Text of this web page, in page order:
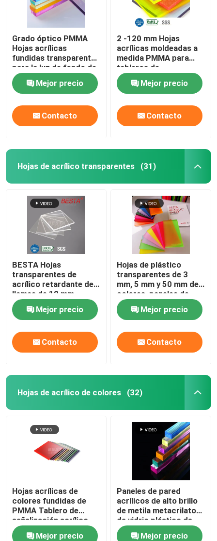
Hoja difusora acrílica
Hoja de acrílico de doble capa
Hoja de acrílico del brillo
Hoja acrílica de burbujas
Las bisagras acrílicas transparentes
Esfera acrílica sólida
Hojas de acrílico de espejo
Hojas acrílicas decorativas
Grado óptico PMMA
Hojas acrílicas
fundidas transparentes
para la luz de fondo de
la cubierta del difusor
Mejor precio
Contacto
2 -120 mm Hojas
acrílicas moldeadas a
medida PMMA para
tableros de
señalización acrílicos
con ledMejor precio
Contacto
Hojas de acrílico transparentes (31)
BESTA Hojas
transparentes de
acrílico retardante de
llamas de 12 mm
personalizables
Mejor precio
Contacto
Hojas de plástico
transparentes de 3
mm, 5 mm y 50 mm de
colores, paneles de
pared acrílicos
transparentes
Mejor precio
Contacto
Hojas de acrílico de colores (32)
Hojas acrílicas de
colores fundidas de
PMMA Tablero de
señalización acrílico
LED 4ft X 8ft
Mejor precio
Paneles de pared
acrílicos de alto brillo
de metila metacrilato
de vidrio plástico de
hoja 2-120mm
Mejor precio